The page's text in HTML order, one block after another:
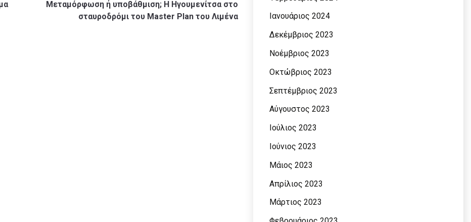
Μεταμόρφωση ή υποβάθμιση; Η Ηγουμενίτσα στο
σταυροδρόμι του Μaster Plan του Λιμένα
Ιανουάριος 2024
Δεκέμβριος 2023
Νοέμβριος 2023
Οκτώβριος 2023
Σεπτέμβριος 2023
Αύγουστος 2023
Ιούλιος 2023
Ιούνιος 2023
Μάιος 2023
Απρίλιος 2023
Μάρτιος 2023